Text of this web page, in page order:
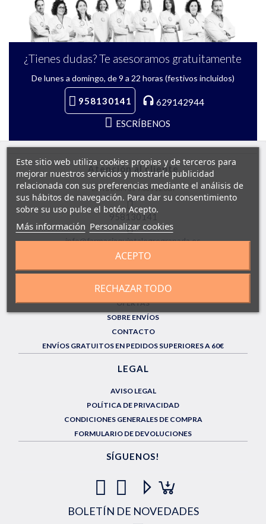
¿Tienes dudas? Te asesoramos gratuitamente
De lunes a domingo, de 9 a 22 horas (festivos incluidos)
958130141
629142944
ESCRÍBENOS
Atención al cliente
LUN a DOM de 9.00 a 22.00h
958130141
info@farmaciaquintalegregranada.es
QUIÉNES SOMOS
OFERTAS
SOBRE ENVÍOS
CONTACTO
ENVÍOS GRATUITOS EN PEDIDOS SUPERIORES A 60€
LEGAL
AVISO LEGAL
POLÍTICA DE PRIVACIDAD
CONDICIONES GENERALES DE COMPRA
FORMULARIO DE DEVOLUCIONES
SÍGUENOS!
BOLETÍN DE NOVEDADES
Este sitio web utiliza cookies propias y de terceros para
mejorar nuestros servicios y mostrarle publicidad
relacionada con sus preferencias mediante el análisis de
sus hábitos de navegación. Para dar su consentimiento
sobre su uso pulse el botón Acepto.
Más información Personalizar cookies
RECHAZAR TODO
ACEPTO